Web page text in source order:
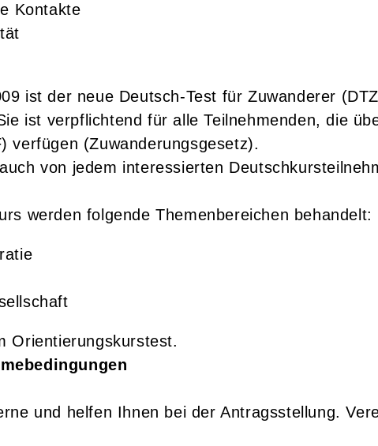
Kontakte
ist der neue Deutsch-Test für Zuwanderer
ist verpflichtend für alle Teilnehmenden, die
verfügen (Zuwanderungsgesetz).
von jedem interessierten
werden folgende Themenbereichen behandelt:
Orientierungskurstest.
und helfen Ihnen bei der Antragsstellung.